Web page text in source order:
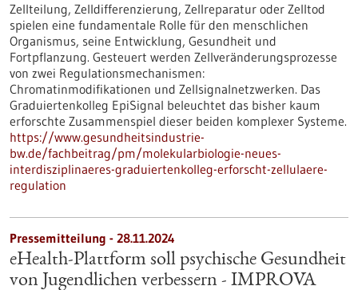
Zellteilung, Zelldifferenzierung, Zellreparatur oder Zelltod
spielen eine fundamentale Rolle für den menschlichen
Organismus, seine Entwicklung, Gesundheit und
Fortpflanzung. Gesteuert werden Zellveränderungsprozesse
von zwei Regulationsmechanismen:
Chromatinmodifikationen und Zellsignalnetzwerken. Das
Graduiertenkolleg EpiSignal beleuchtet das bisher kaum
erforschte Zusammenspiel dieser beiden komplexer Systeme.
https://www.gesundheitsindustrie-
bw.de/fachbeitrag/pm/molekularbiologie-neues-
interdisziplinaeres-graduiertenkolleg-erforscht-zellulaere-
regulation
Pressemitteilung - 28.11.2024
eHealth-Plattform soll psychische Gesundheit
von Jugendlichen verbessern - IMPROVA